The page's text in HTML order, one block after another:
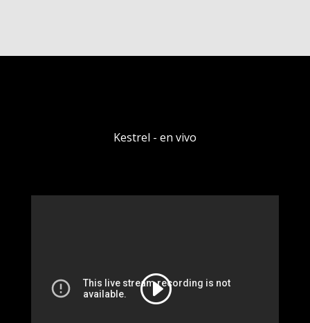
Kestrel - en vivo